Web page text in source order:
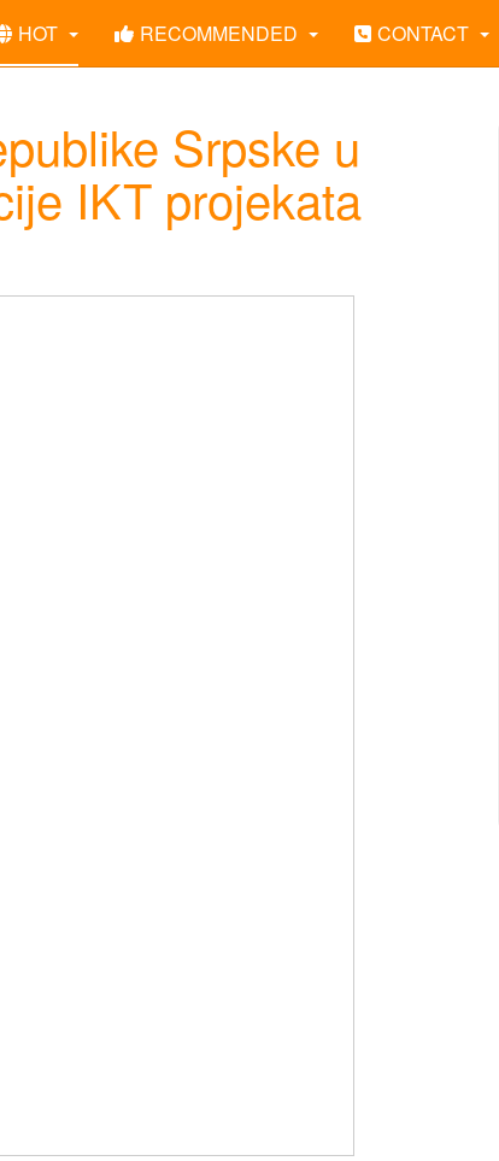
HOT RECOMMENDED CONTACT
Srpske u
IKT projekata